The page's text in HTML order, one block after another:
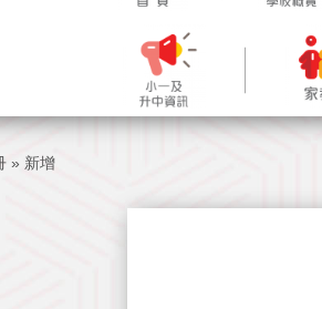
» 新增